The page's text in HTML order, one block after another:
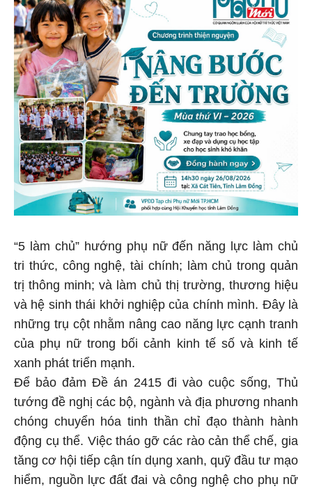
“5 làm chủ” hướng phụ nữ đến năng lực làm chủ
tri thức, công nghệ, tài chính; làm chủ trong quản
trị thông minh; và làm chủ thị trường, thương hiệu
và hệ sinh thái khởi nghiệp của chính mình. Đây là
những trụ cột nhằm nâng cao năng lực cạnh tranh
của phụ nữ trong bối cảnh kinh tế số và kinh tế
xanh phát triển mạnh.
Để bảo đảm Đề án 2415 đi vào cuộc sống, Thủ
tướng đề nghị các bộ, ngành và địa phương nhanh
chóng chuyển hóa tinh thần chỉ đạo thành hành
động cụ thể. Việc tháo gỡ các rào cản thể chế, gia
tăng cơ hội tiếp cận tín dụng xanh, quỹ đầu tư mạo
hiểm, nguồn lực đất đai và công nghệ cho phụ nữ